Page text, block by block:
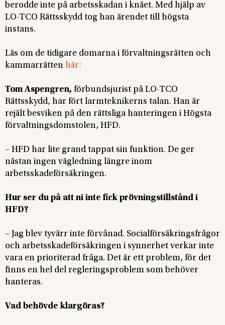
berodde inte på arbetsskadan i knäet. Med hjälp av
LO-TCO Rättsskydd tog han ärendet till högsta
instans.
Läs om de tidigare domarna i förvaltningsrätten och
kammarrätten här:
Tom Aspengren, förbundsjurist på LO-TCO
Rättsskydd, har fört larmteknikerns talan. Han är
rejält besviken på den rättsliga hanteringen i Högsta
förvaltningsdomstolen, HFD.
– HFD har lite grand tappat sin funktion. De ger
nästan ingen vägledning längre inom
arbetsskadeförsäkringen.
Hur ser du på att ni inte fick prövningstillstånd i
HFD?
– Jag blev tyvärr inte förvånad. Socialförsäkringsfrågor
och arbetsskadeförsäkringen i synnerhet verkar inte
vara en prioriterad fråga. Det är ett problem, för det
finns en hel del regleringsproblem som behöver
hanteras.
Vad behövde klargöras?